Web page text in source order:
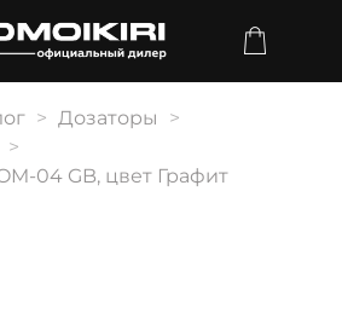
Дозаторы
04 GB, цвет Графит